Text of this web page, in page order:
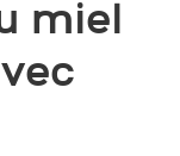
miel